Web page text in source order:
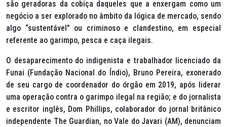
são geradoras da cobiça daqueles que a enxergam como um
negócio a ser explorado no âmbito da lógica de mercado, sendo
algo “sustentável” ou criminoso e clandestino, em especial
referente ao garimpo, pesca e caça ilegais.
O desaparecimento do indigenista e trabalhador licenciado da
Funai (Fundação Nacional do Índio), Bruno Pereira, exonerado
de seu cargo de coordenador do órgão em 2019, após liderar
uma operação contra o garimpo ilegal na região; e do jornalista
e escritor inglês, Dom Phillips, colaborador do jornal britânico
independente The Guardian, no Vale do Javari (AM), denunciam